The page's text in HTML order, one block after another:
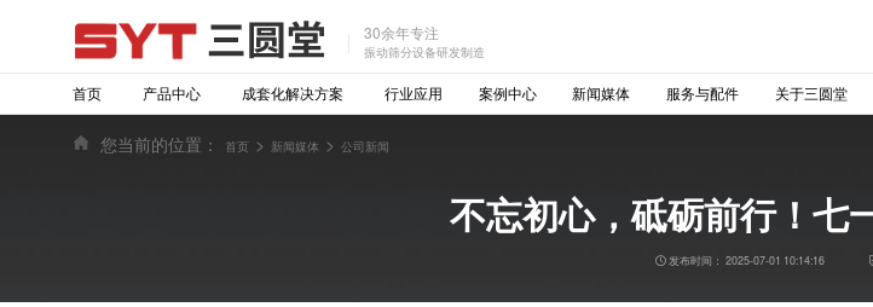
30余年专注
振动筛分设备研发制造
首页 产品中心 成套化解决方案 行业应用 案例中心 新闻媒体 服务与配件 关于三圆堂
您当前的位置： 首页 > 新闻媒体 > 公司新闻
不忘初心，砥砺前行！七
发布时间：2025-07-01 10:14:16